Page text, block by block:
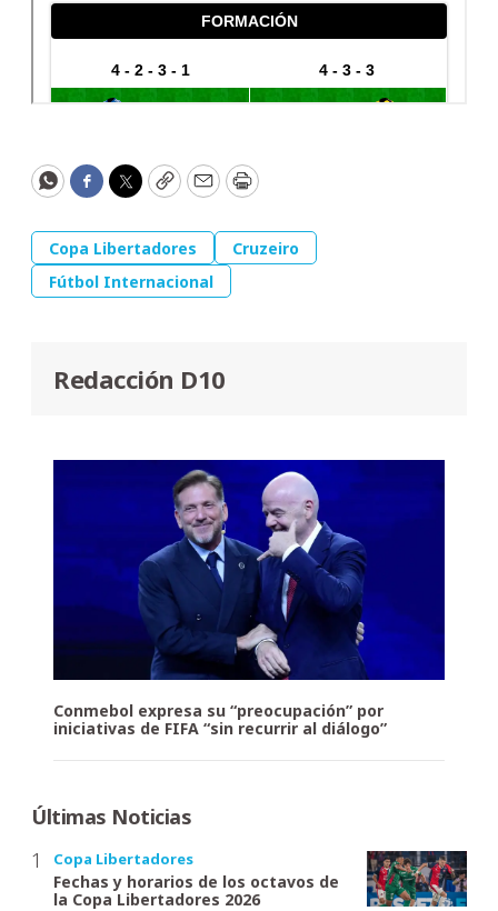
WhatsApp
Facebook
Twitter
CopyEmailPrint
Copa Libertadores
Cruzeiro
Fútbol Internacional
Redacción D10
Conmebol expresa su “preocupación” por
iniciativas de FIFA “sin recurrir al diálogo”
Últimas Noticias
Copa Libertadores
Fechas y horarios de los octavos de
la Copa Libertadores 2026